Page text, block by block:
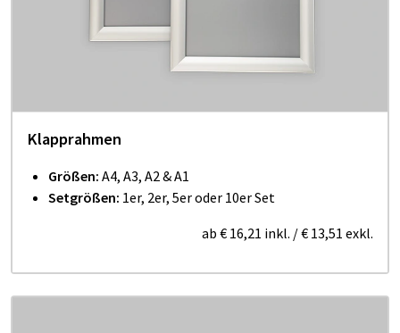
Klapprahmen
Größen: A4, A3, A2 & A1
Setgrößen: 1er, 2er, 5er oder 10er Set
ab € 16,21 inkl. /€ 13,51 exkl.